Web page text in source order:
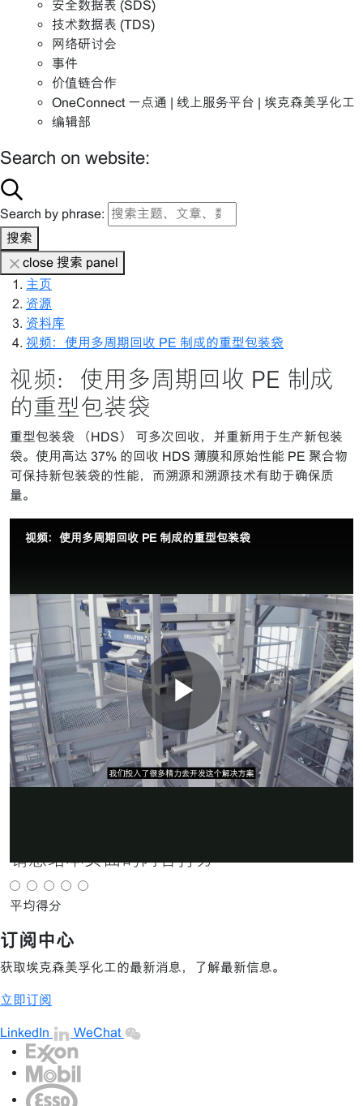
安全数据表 (SDS)
技术数据表 (TDS)
网络研讨会
事件
价值链合作
OneConnect 一点通 | 线上服务平台 | 埃克森美孚化工
编辑部
Search on website:
Search by phrase:
搜索
close 搜索 panel
主页
资源
资料库
视频：使用多周期回收 PE 制成的重型包装袋
视频：使用多周期回收 PE 制成
的重型包装袋
重型包装袋 （HDS） 可多次回收，并重新用于生产新包装
袋。使用高达 37% 的回收 HDS 薄膜和原始性能 PE 聚合物
可保持新包装袋的性能，而溯源和溯源技术有助于确保质
量。
视频：使用多周期回收 PE 制成的重型包装袋
播
频
联系我们
分享
×
请您给本页面的内容打分
平均得分
订阅中心
获取埃克森美孚化工的最新消息，了解最新信息。
立即订阅
LinkedIn WeChat